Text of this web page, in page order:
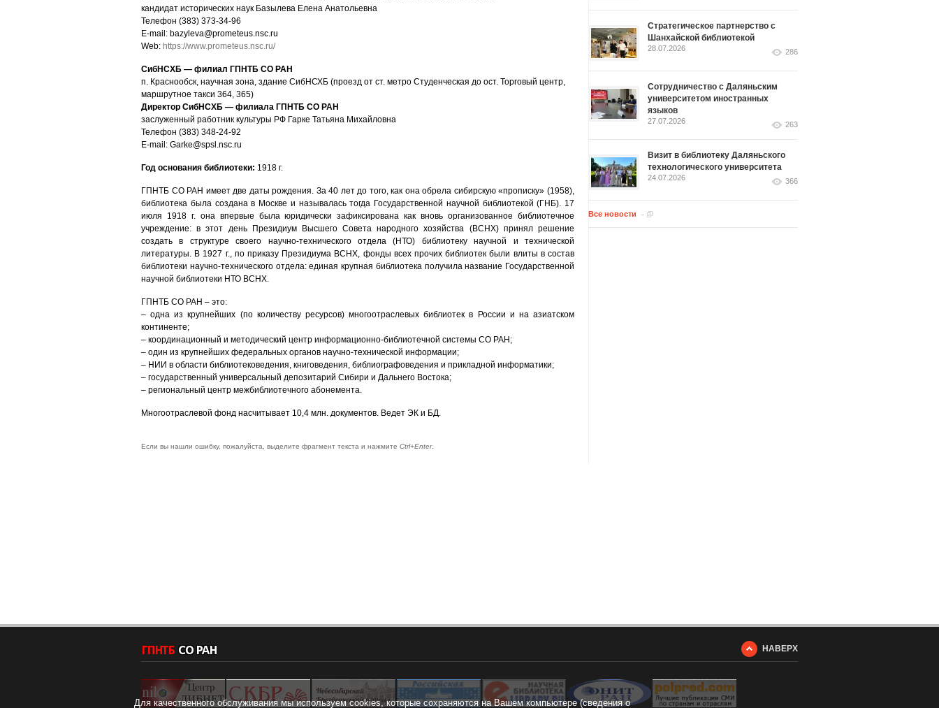
кандидат исторических наук Базылева Елена Анатольевна
Телефон (383) 373-34-96
E-mail: bazyleva@prometeus.nsc.ru
Web: https://www.prometeus.nsc.ru/
СибНСХБ — филиал ГПНТБ СО РАН
п. Краснообск, научная зона, здание СибНСХБ (проезд от ст. метро Студенческая до ост. Торговый центр,
маршрутное такси 364, 365)
Директор СибНСХБ — филиала ГПНТБ СО РАН
заслуженный работник культуры РФ Гарке Татьяна Михайловна
Телефон (383) 348-24-92
E-mail: Garke@spsl.nsc.ru
Год основания библиотеки: 1918 г.
ГПНТБ СО РАН имеет две даты рождения. За 40 лет до того, как она обрела сибирскую «прописку» (1958),
библиотека была создана в Москве и называлась тогда Государственной научной библиотекой (ГНБ). 17
июля 1918 г. она впервые была юридически зафиксирована как вновь организованное библиотечное
учреждение: в этот день Президиум Высшего Совета народного хозяйства (ВСНХ) принял решение
создать в структуре своего научно-технического отдела (НТО) библиотеку научной и технической
литературы. В 1927 г., по приказу Президиума ВСНХ, фонды всех прочих библиотек были влиты в состав
библиотеки научно-технического отдела: единая крупная библиотека получила название Государственной
научной библиотеки НТО ВСНХ.
ГПНТБ СО РАН – это:
– одна из крупнейших (по количеству ресурсов) многоотраслевых библиотек в России и на азиатском
континенте;
– координационный и методический центр информационно-библиотечной системы СО РАН;
– один из крупнейших федеральных органов научно-технической информации;
– НИИ в области библиотековедения, книговедения, библиографоведения и прикладной информатики;
– государственный универсальный депозитарий Сибири и Дальнего Востока;
– региональный центр межбиблиотечного абонемента.
Многоотраслевой фонд насчитывает 10,4 млн. документов. Ведет ЭК и БД.
Если вы нашли ошибку, пожалуйста, выделите фрагмент текста и нажмите Ctrl+Enter.
Стратегическое партнерство с
Шанхайской библиотекой
28.07.2026 286
Сотрудничество с Даляньским
университетом иностранных
языков
27.07.2026 263
Визит в библиотеку Даляньского
технологического университета
24.07.2026 366
Все новости
НАВЕРХ
Для качественного обслуживания мы используем cookies, которые сохраняются на Вашем компьютере (сведения о